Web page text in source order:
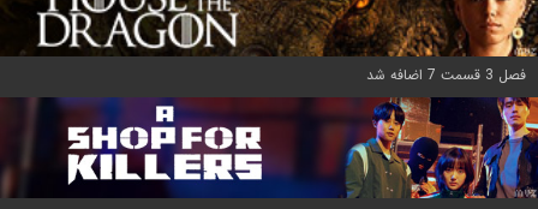
فصل 3 قسمت 7 اضافه شد